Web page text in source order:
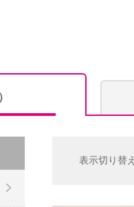
表示切り替え